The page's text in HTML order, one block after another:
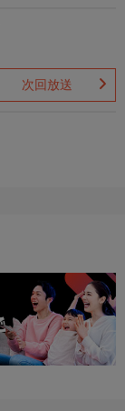
次回放送